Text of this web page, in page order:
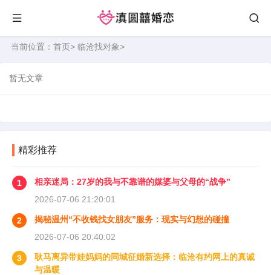
当前位置： 首页> 临沧找对象>
暂无文章
精彩推荐
1
相亲迷局：27岁的我与不靠谱的媒婆与父母的“战争”
2026-07-06 21:20:01
2
揭秘温州“不收钱找女朋友”服务：现实与幻想的碰撞
2026-07-06 20:40:02
3
耿马离异带娃妈妈的同城征婚新选择：临沧有约网上的真诚
与温暖